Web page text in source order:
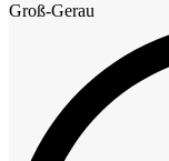
Groß-Gerau